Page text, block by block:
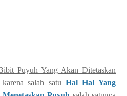
Puyuh Yang Akan Ditetaskan
salah satu Hal Hal Yang